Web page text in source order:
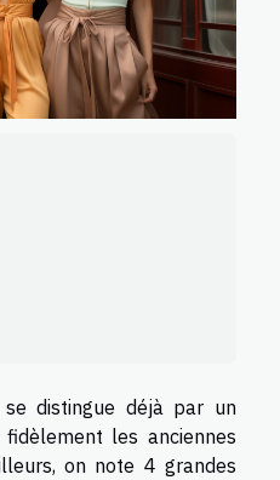
distingue déjà par un
les anciennes
on note 4 grandes